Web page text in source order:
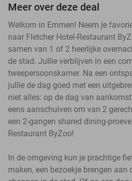
Meer over deze deal
Welkom in Emmen! Neem je
naar Fletcher Hotel-Restaurant
samen van 1 of 2 heerlijke
de stad. Jullie verblijven in een
tweepersoonskamer. Na een
jullie de dag goed met een
niet alles: op de dag van
eens aanschuiven om van 2
een 2-gangen shared dining-
Restaurant ByZoo!
In de omgeving kun je prachtige
maken, een bezoekje brengen aan